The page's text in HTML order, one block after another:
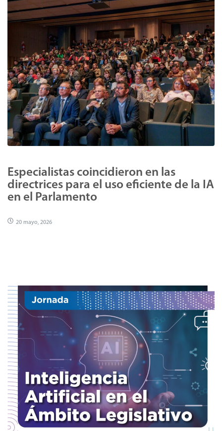
Especialistas coincidieron en las
directrices para el uso eficiente de la IA
en el Parlamento
20 mayo, 2026